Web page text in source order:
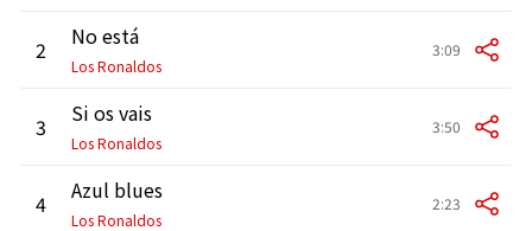
2 No está
Los Ronaldos
3:09
3 Si os vais
Los Ronaldos
3:50
4 Azul blues
Los Ronaldos
2:23